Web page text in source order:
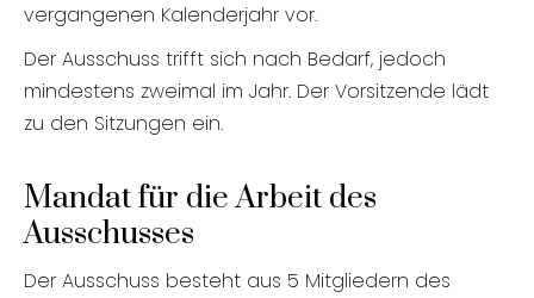
vergangenen Kalenderjahr vor.
Der Ausschuss trifft sich nach Bedarf, jedoch
mindestens zweimal im Jahr. Der Vorsitzende lädt
zu den Sitzungen ein.
Mandat für die Arbeit des
Ausschusses
Der Ausschuss besteht aus 5 Mitgliedern des